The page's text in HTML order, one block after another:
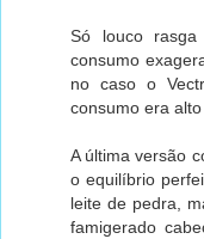
Só louco
consumo
no caso o
consumo era
A última versão
o equilíbrio
leite de pedra,
famigerado